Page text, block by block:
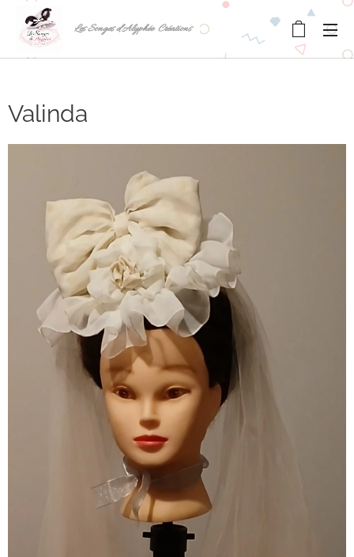
Les Songes d'Alyphée Créations
Valinda